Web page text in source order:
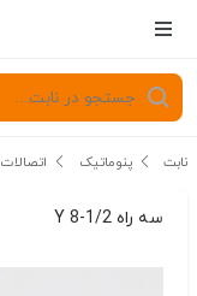
نابت پنوماتیک اتصالات
سه راه 1/2-8 Y